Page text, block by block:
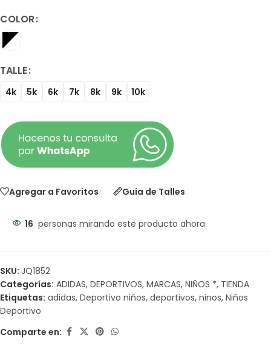
COLOR
TALLE
4k 5k 6k 7k 8k 9k 10k
Agregar a Favoritos Guía de Talles
16 personas mirando este producto ahora
SKU: JQ1852
Categorías: ADIDAS, DEPORTIVOS, MARCAS, NIÑOS *, TIENDA
Etiquetas: adidas, Deportivo niños, deportivos, ninos, Niños
Deportivo
Comparte en: